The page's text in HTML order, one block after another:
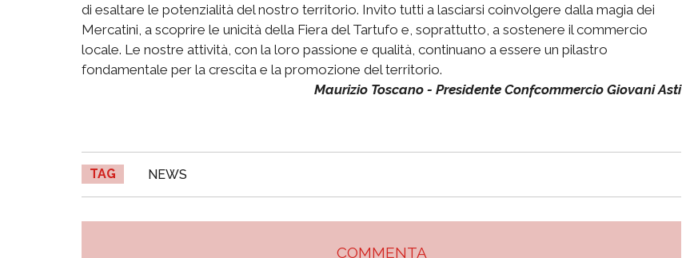
di esaltare le potenzialità del nostro territorio. Invito tutti a lasciarsi coinvolgere dalla magia dei
Mercatini, a scoprire le unicità della Fiera del Tartufo e, soprattutto, a sostenere il commercio
locale. Le nostre attività, con la loro passione e qualità, continuano a essere un pilastro
fondamentale per la crescita e la promozione del territorio.
Maurizio Toscano - Presidente Confcommercio Giovani Asti
TAG NEWS
COMMENTA